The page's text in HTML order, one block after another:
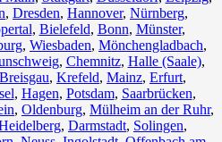
, Dresden, Hannover, Nürnberg,
, Bielefeld, Bonn, Münster,
, Wiesbaden, Mönchengladbach,
, Chemnitz⁠, Halle (Saale),
, Krefeld, Mainz, Erfurt,
, Hagen, Potsdam, Saarbrücken,
, Oldenburg, Mülheim an der Ruhr,
, Darmstadt, Solingen,